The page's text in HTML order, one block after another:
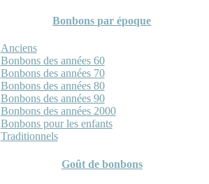
Bonbons par époque
Anciens
Bonbons des années 60
Bonbons des années 70
Bonbons des années 80
Bonbons des années 90
Bonbons des années 2000
Bonbons pour les enfants
Traditionnels
Goût de bonbons